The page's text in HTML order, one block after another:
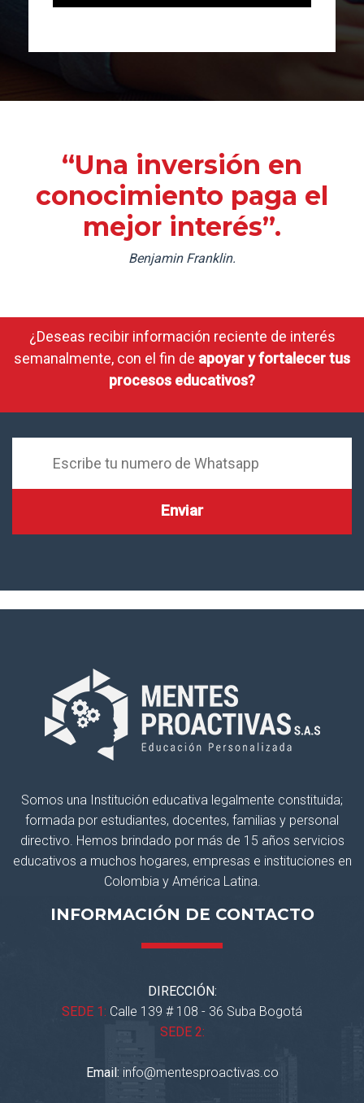
“Una inversión en
conocimiento paga el
mejor interés”.
Benjamin Franklin.
¿Deseas recibir información reciente de interés
semanalmente, con el fin de apoyar y fortalecer tus
procesos educativos?
Somos una Institución educativa legalmente constituida;
formada por estudiantes, docentes, familias y personal
directivo. Hemos brindado por más de 15 años servicios
educativos a muchos hogares, empresas e instituciones en
Colombia y América Latina.
INFORMACIÓN DE CONTACTO
DIRECCIÓN:
SEDE 1: Calle 139 # 108 - 36 Suba Bogotá
SEDE 2:
Email: info@mentesproactivas.co